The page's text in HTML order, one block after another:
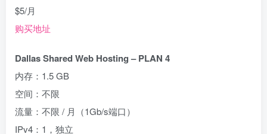
$5/月
购买地址
Dallas Shared Web Hosting – PLAN 4
内存：1.5 GB
空间：不限
流量：不限 / 月（1Gb/s端口）
IPv4：1，独立